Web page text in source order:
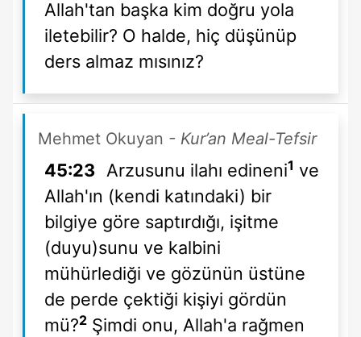
Allah'tan başka kim doğru yola
iletebilir? O halde, hiç düşünüp
ders almaz mısınız?
Mehmet Okuyan - Kur’an Meal-Tefsir
45:23 Arzusunu ilahı edineni1 ve
Allah'ın (kendi katındaki) bir
bilgiye göre saptırdığı, işitme
(duyu)sunu ve kalbini
mühürlediği ve gözünün üstüne
de perde çektiği kişiyi gördün
mü?2 Şimdi onu, Allah'a rağmen